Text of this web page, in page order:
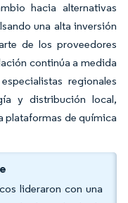
hacia alternativas
una alta inversión
de los proveedores
continúa a medida
regionales
y distribución local,
plataformas de química
lideraron con una